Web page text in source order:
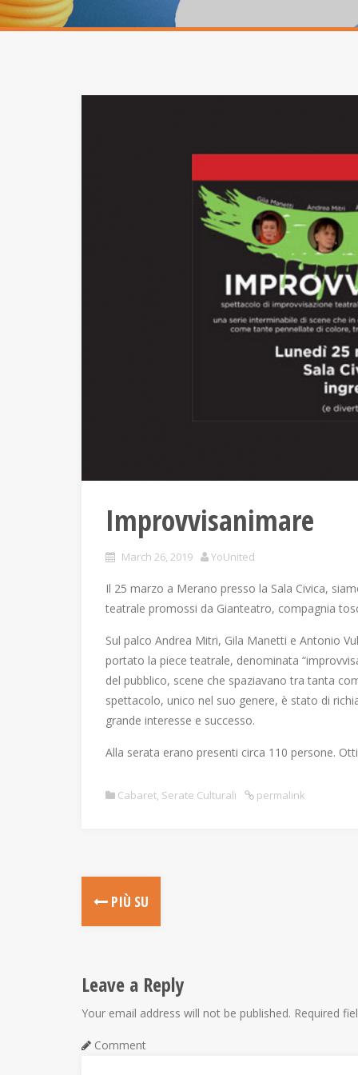
Improvvisanimare
March 26, 2019 YoUnited
Il 25 marzo a Merano presso la Sala Civica,
teatrale promossi da Gianteatro, compagnia
Sul palco Andrea Mitri, Gila Manetti e Antonio
portato la piece teatrale, denominata
del pubblico, scene che spaziavano tra tanta
spettacolo, unico nel suo genere, è stato di
grande interesse e successo.
Alla serata erano presenti circa 110 persone.
Cabaret, Serate Culturali permalink
P
o
s
t
n
PIÙ SU
Leave a Reply
Your email address will not be published. Required
Comment